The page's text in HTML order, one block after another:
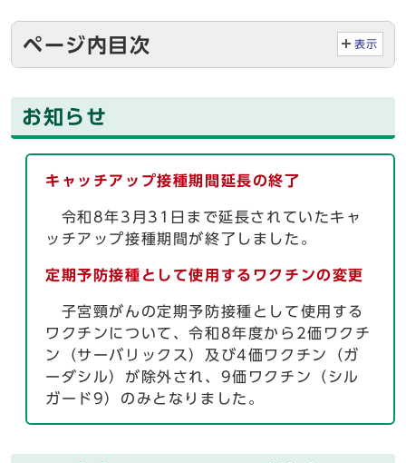
ページ内目次 表示
お知らせ
キャッチアップ接種期間延長の終了
令和8年3月31日まで延長されていたキャ
ッチアップ接種期間が終了しました。
定期予防接種として使用するワクチンの変更
子宮頸がんの定期予防接種として使用する
ワクチンについて、令和8年度から2価ワクチ
ン（サーバリックス）及び4価ワクチン（ガ
ーダシル）が除外され、9価ワクチン（シル
ガード9）のみとなりました。